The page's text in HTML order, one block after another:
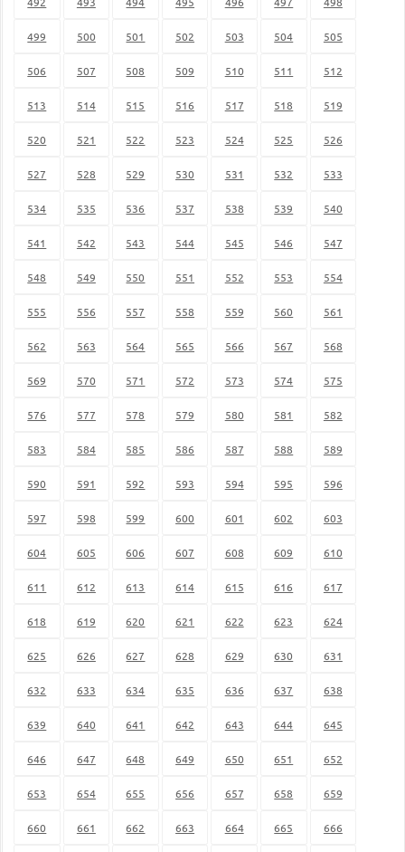
499 500 501 502 503 504 505
506 507 508 509 510 511 512
513 514 515 516 517 518 519
520 521 522 523 524 525 526
527 528 529 530 531 532 533
534 535 536 537 538 539 540
541 542 543 544 545 546 547
548 549 550 551 552 553 554
555 556 557 558 559 560 561
562 563 564 565 566 567 568
569 570 571 572 573 574 575
576 577 578 579 580 581 582
583 584 585 586 587 588 589
590 591 592 593 594 595 596
597 598 599 600 601 602 603
604 605 606 607 608 609 610
611 612 613 614 615 616 617
618 619 620 621 622 623 624
625 626 627 628 629 630 631
632 633 634 635 636 637 638
639 640 641 642 643 644 645
646 647 648 649 650 651 652
653 654 655 656 657 658 659
660 661 662 663 664 665 666